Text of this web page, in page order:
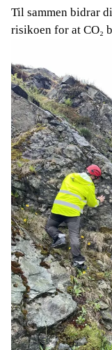
Til sammen bidrar
risikoen for at CO₂